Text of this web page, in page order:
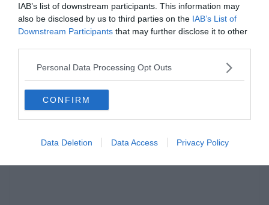
IAB’s list of downstream participants. This information may
also be disclosed by us to third parties on the IAB’s List of
Downstream Participants that may further disclose it to other
Personal Data Processing Opt Outs
CONFIRM
Data Deletion Data Access Privacy Policy